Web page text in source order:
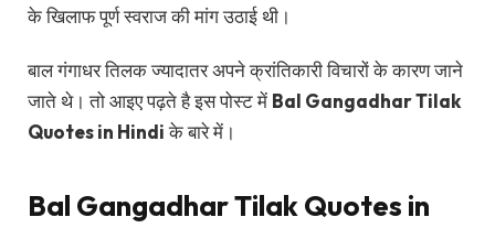
के खिलाफ पूर्ण स्वराज की मांग उठाई थी।
बाल गंगाधर तिलक ज्यादातर अपने क्रांतिकारी विचारों के कारण जाने
जाते थे। तो आइए पढ़ते है इस पोस्ट में Bal Gangadhar Tilak
Quotes in Hindiके बारे में।
Bal Gangadhar Tilak Quotes in